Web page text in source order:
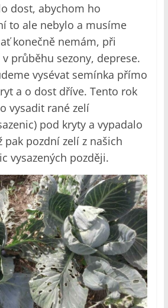
dost, abychom ho
to ale nebylo a musíme
konečně nemám, při
průběhu sezony, deprese.
vysévat semínka přímo
a o dost dříve. Tento rok
vysadit rané zelí
pod kryty a vypadalo
pak pozdní zelí z našich
vysazených později.